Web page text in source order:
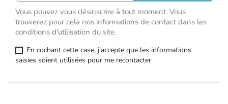
Vous pouvez vous désinscrire à tout moment. Vous
trouverez pour cela nos informations de contact dans les
conditions d'utilisation du site.
En cochant cette case, j'accepte que les informations
saisies soient utilisées pour me recontacter